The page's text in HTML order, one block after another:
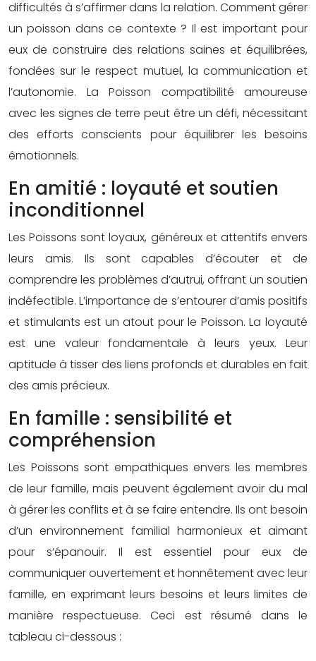
difficultés à s’affirmer dans la relation. Comment gérer
un poisson dans ce contexte ? Il est important pour
eux de construire des relations saines et équilibrées,
fondées sur le respect mutuel, la communication et
l’autonomie. La Poisson compatibilité amoureuse
avec les signes de terre peut être un défi, nécessitant
des efforts conscients pour équilibrer les besoins
émotionnels.
En amitié : loyauté et soutien
inconditionnel
Les Poissons sont loyaux, généreux et attentifs envers
leurs amis. Ils sont capables d’écouter et de
comprendre les problèmes d’autrui, offrant un soutien
indéfectible. L’importance de s’entourer d’amis positifs
et stimulants est un atout pour le Poisson. La loyauté
est une valeur fondamentale à leurs yeux. Leur
aptitude à tisser des liens profonds et durables en fait
des amis précieux.
En famille : sensibilité et
compréhension
Les Poissons sont empathiques envers les membres
de leur famille, mais peuvent également avoir du mal
à gérer les conflits et à se faire entendre. Ils ont besoin
d’un environnement familial harmonieux et aimant
pour s’épanouir. Il est essentiel pour eux de
communiquer ouvertement et honnêtement avec leur
famille, en exprimant leurs besoins et leurs limites de
manière respectueuse. Ceci est résumé dans le
tableau ci-dessous :